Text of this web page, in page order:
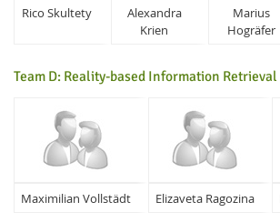
Rico Skultety
Alexandra
Krien
Marius
Hogräfer
Team D: Reality-based Information Retrieval
Maximilian Vollstädt Elizaveta Ragozina